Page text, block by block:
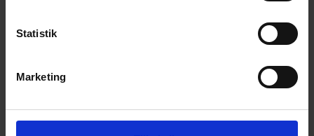
Statistik
Marketing
relevante feriefond, kan det medføre en bøde til
virksomheder til stikprøvekontrol, hvor
udbetaling og afregning til feriefond bliver